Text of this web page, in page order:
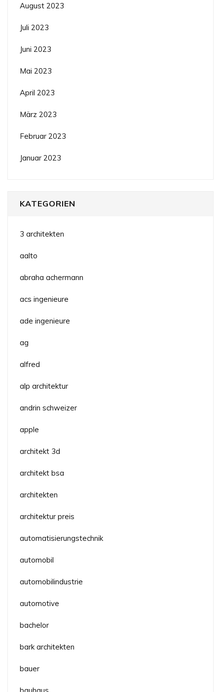
August 2023
Juli 2023
Juni 2023
Mai 2023
April 2023
März 2023
Februar 2023
Januar 2023
KATEGORIEN
3 architekten
aalto
abraha achermann
acs ingenieure
ade ingenieure
ag
alfred
alp architektur
andrin schweizer
apple
architekt 3d
architekt bsa
architekten
architektur preis
automatisierungstechnik
automobil
automobilindustrie
automotive
bachelor
bark architekten
bauer